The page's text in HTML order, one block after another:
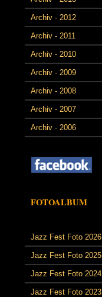
Archiv - 2012
Archiv - 2011
Archiv - 2010
Archiv - 2009
Archiv - 2008
Archiv - 2007
Archiv - 2006
FOTOALBUM
Jazz Fest Foto 2026
Jazz Fest Foto 2025
Jazz Fest Foto 2024
Jazz Fest Foto 2023